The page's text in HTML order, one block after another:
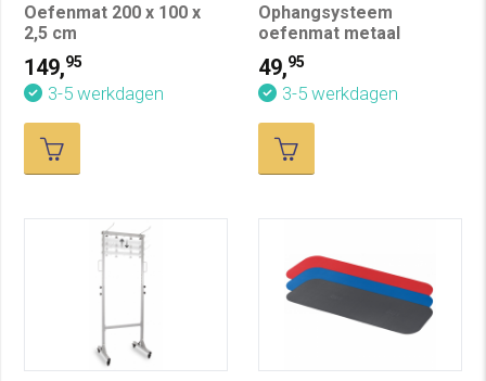
Oefenmat 200 x 100 x
2,5 cm
149,95
3-5 werkdagen
Ophangsysteem
oefenmat metaal
49,95
3-5 werkdagen